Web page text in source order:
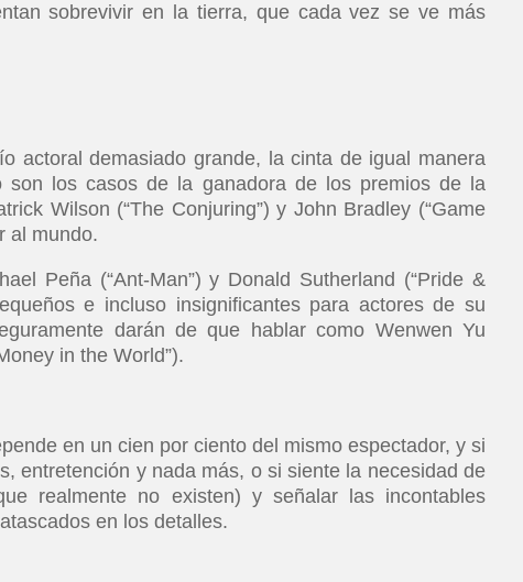
sobrevivir en la tierra, que cada vez se ve más
actoral demasiado grande, la cinta de igual manera
son los casos de la ganadora de los premios de la
Wilson (“The Conjuring”) y John Bradley (“Game
al mundo.
Peña (“Ant-Man”) y Donald Sutherland (“Pride &
e incluso insignificantes para actores de su
darán de que hablar como Wenwen Yu
in the World”).
en un cien por ciento del mismo espectador, y si
entretención y nada más, o si siente la necesidad de
realmente no existen) y señalar las incontables
en los detalles.